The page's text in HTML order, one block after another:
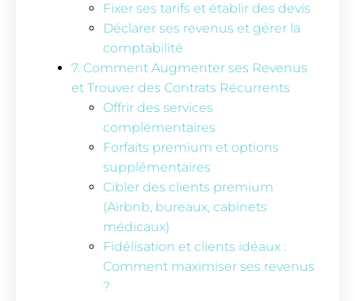
Fixer ses tarifs et établir des devis
Déclarer ses revenus et gérer la
comptabilité
7. Comment Augmenter ses Revenus
et Trouver des Contrats Récurrents
Offrir des services
complémentaires
Forfaits premium et options
supplémentaires
Cibler des clients premium
(Airbnb, bureaux, cabinets
médicaux)
Fidélisation et clients idéaux :
Comment maximiser ses revenus
?